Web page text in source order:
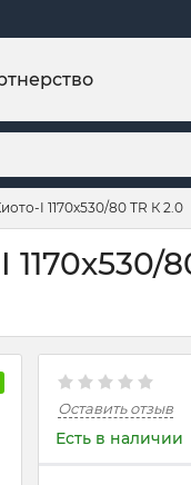
I 1170х530/80 TR К 2.0
Оставить отзыв
Есть в наличии